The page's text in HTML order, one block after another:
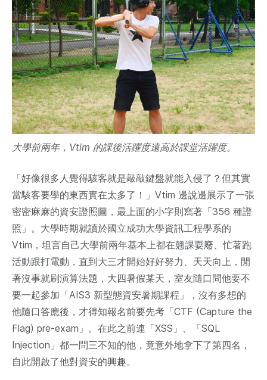
大學前兩年，Vtim 的課後活躍度遠高於課堂活躍度。
「好像很多人覺得駭客就是敲敲鍵盤就能入侵了？但其實
當駭客要學的東西實在太多了！」Vtim 邊說邊展示了一張
密密麻麻的資安證照圖，最上面的小字則寫著「356 種證
照」。大學時期就讀於國立成功大學資訊工程學系的
Vtim，坦言自己大學前兩年基本上都在翹課耍廢、忙著跑
活動跟打電動，直到大三才開始好好努力、天天向上，閒
著沒事就刷演算法題，大四暑假某天，室友隨口問他要不
要一起參加「AIS3 新型態資安暑期課程」，沒有多想的
他隨口答應後，才得知報名前要先考「CTF (Capture the
Flag) pre-exam」。在此之前連「XSS」、「SQL
Injection」都一問三不知的他，竟意外地拿下了第四名，
自此開啟了他對資安的興趣。